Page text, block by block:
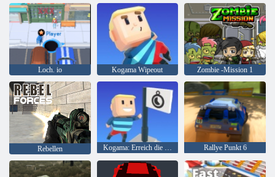
Loch. io Kogama Wipeout Zombie -Mission 1
Rebellen Kogama: Erreich die Flagge Rallye Punkt 6